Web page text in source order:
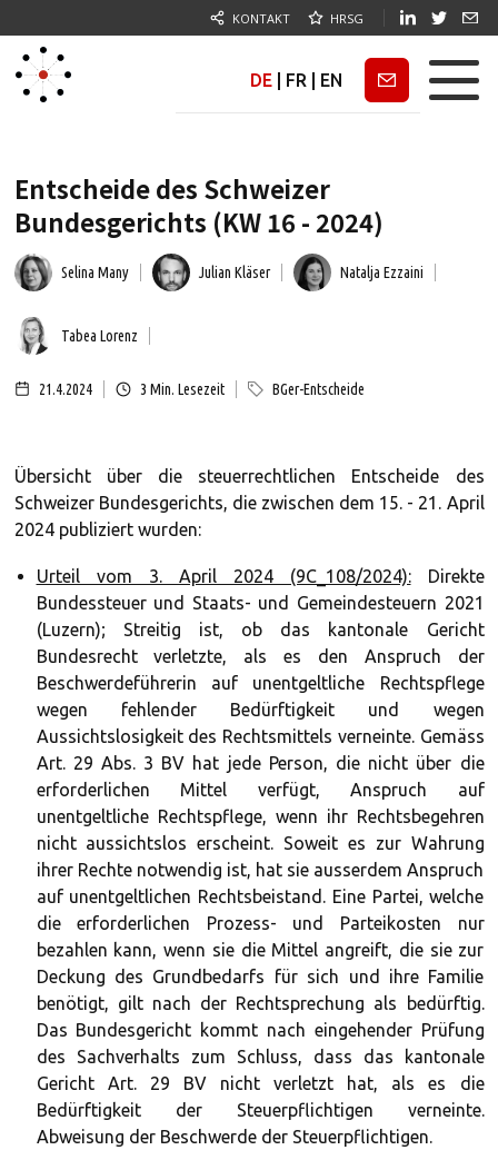
KONTAKT HRSG
DE FR EN Newsletter
Entscheide des Schweizer
Bundesgerichts (KW 16 - 2024)
Selina Many Julian Kläser Natalja Ezzaini
Tabea Lorenz
21.4.2024 3 Min. Lesezeit BGer-Entscheide
Übersicht über die steuerrechtlichen Entscheide des
Schweizer Bundesgerichts, die zwischen dem 15. - 21. April
2024 publiziert wurden:
Urteil vom 3. April 2024 (9C_108/2024):Direkte
Bundessteuer und Staats- und Gemeindesteuern 2021
(Luzern); Streitig ist, ob das kantonale Gericht
Bundesrecht verletzte, als es den Anspruch der
Beschwerdeführerin auf unentgeltliche Rechtspflege
wegen fehlender Bedürftigkeit und wegen
Aussichtslosigkeit des Rechtsmittels verneinte. Gemäss
Art. 29 Abs. 3 BV hat jede Person, die nicht über die
erforderlichen Mittel verfügt, Anspruch auf
unentgeltliche Rechtspflege, wenn ihr Rechtsbegehren
nicht aussichtslos erscheint. Soweit es zur Wahrung
ihrer Rechte notwendig ist, hat sie ausserdem Anspruch
auf unentgeltlichen Rechtsbeistand. Eine Partei, welche
die erforderlichen Prozess- und Parteikosten nur
bezahlen kann, wenn sie die Mittel angreift, die sie zur
Deckung des Grundbedarfs für sich und ihre Familie
benötigt, gilt nach der Rechtsprechung als bedürftig.
Das Bundesgericht kommt nach eingehender Prüfung
des Sachverhalts zum Schluss, dass das kantonale
Gericht Art. 29 BV nicht verletzt hat, als es die
Bedürftigkeit der Steuerpflichtigen verneinte.
Abweisung der Beschwerde der Steuerpflichtigen.